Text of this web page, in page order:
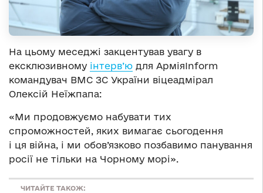
На цьому меседжі закцентував увагу в
ексклюзивному інтерв’ю для АрміяInform
командувач ВМС ЗС України віцеадмірал
Олексій Неїжпапа:
«Ми продовжуємо набувати тих
спроможностей, яких вимагає сьогодення
і ця війна, і ми обов’язково позбавимо панування
росії не тільки на Чорному морі».
ЧИТАЙТЕ ТАКОЖ: